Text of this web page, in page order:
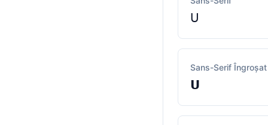
𝖴
Sans-Serif Îngroșat
𝗨